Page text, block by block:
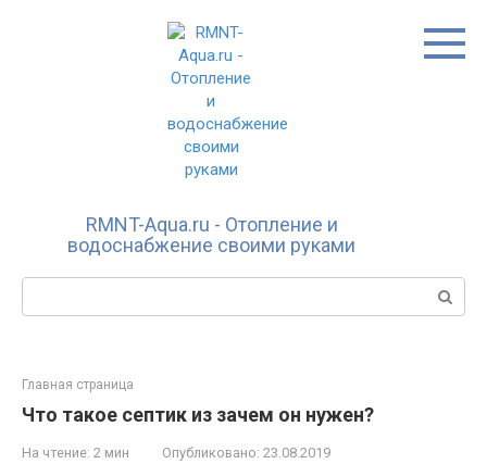
RMNT-Aqua.ru - Отопление и
водоснабжение своими руками
Поиск:
Главная страница
Что такое септик из зачем он нужен?
На чтение: 2 мин Опубликовано: 23.08.2019